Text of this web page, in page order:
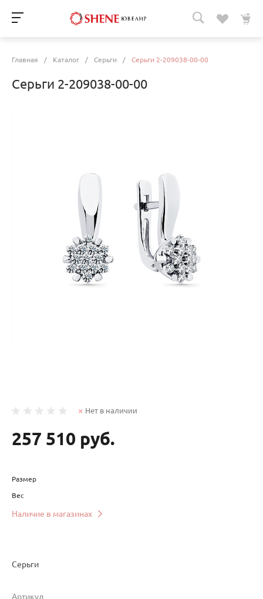
Главная / Каталог / Серьги / Серьги 2-209038-00-00
Серьги 2-209038-00-00
Нет в наличии
257 510 руб.
Размер
Вес
Наличие в магазинах
Серьги
Артикул